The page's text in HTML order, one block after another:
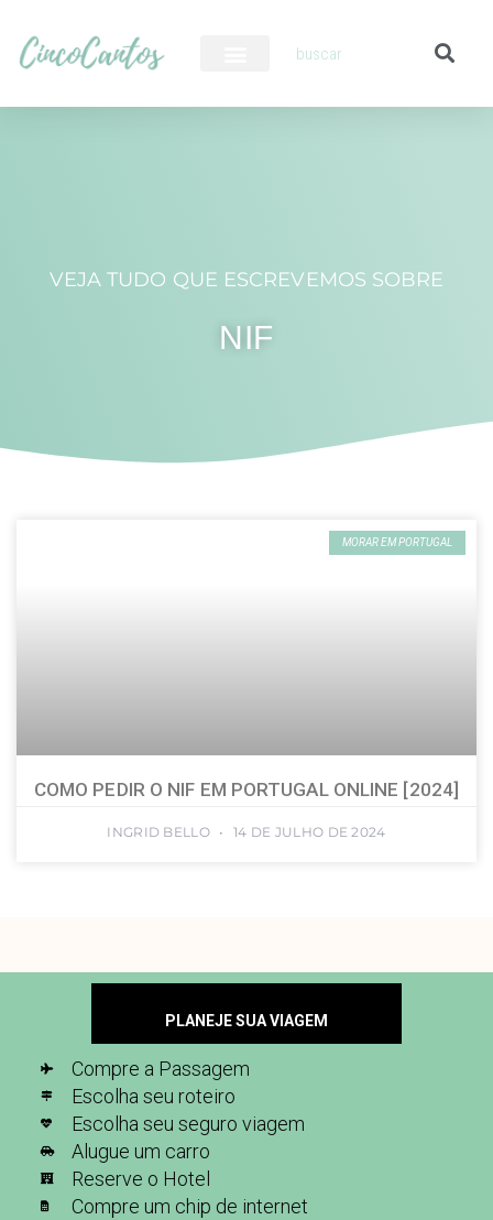
VEJA TUDO QUE ESCREVEMOS SOBRE
NIF
MORAR EM PORTUGAL
COMO PEDIR O NIF EM PORTUGAL ONLINE [2024]
INGRID BELLO 14 DE JULHO DE 2024
PLANEJE SUA VIAGEM
Compre a Passagem
Escolha seu roteiro
Escolha seu seguro viagem
Alugue um carro
Reserve o Hotel
Compre um chip de internet